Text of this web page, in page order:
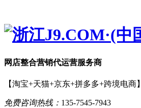
网店整合营销代运营服务商
【淘宝+天猫+京东+拼多多+跨境电商】
免费咨询热线： 135-7545-7943